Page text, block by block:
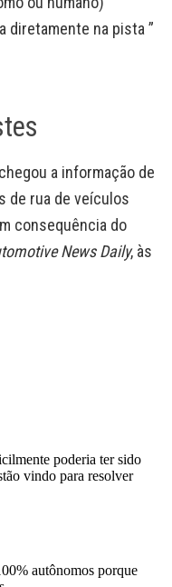
diretamente na pista ”
a informação de
de rua de veículos
consequência do
News Daily, às